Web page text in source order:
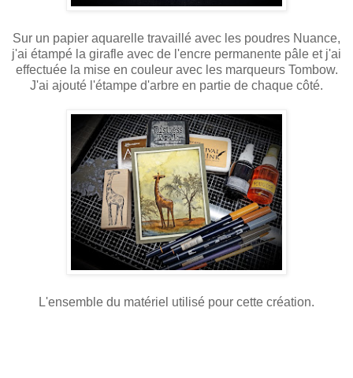
Sur un papier aquarelle travaillé avec les poudres Nuance,
j'ai étampé la girafle avec de l'encre permanente pâle et j'ai
effectuée la mise en couleur avec les marqueurs Tombow.
J'ai ajouté l'étampe d'arbre en partie de chaque côté.
L'ensemble du matériel utilisé pour cette création.